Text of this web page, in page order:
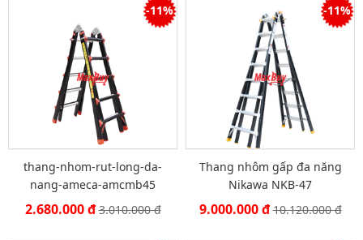
-11%
thang-nhom-rut-long-da-
nang-ameca-amcmb45
2.680.000 đ3.010.000 đ
-11%
Thang nhôm gấp đa năng
Nikawa NKB-47
9.000.000 đ10.120.000 đ